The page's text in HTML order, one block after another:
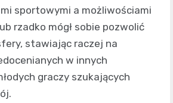
sportowymi a możliwościami
rzadko mógł sobie pozwolić
stawiając raczej na
w innych
graczy szukających